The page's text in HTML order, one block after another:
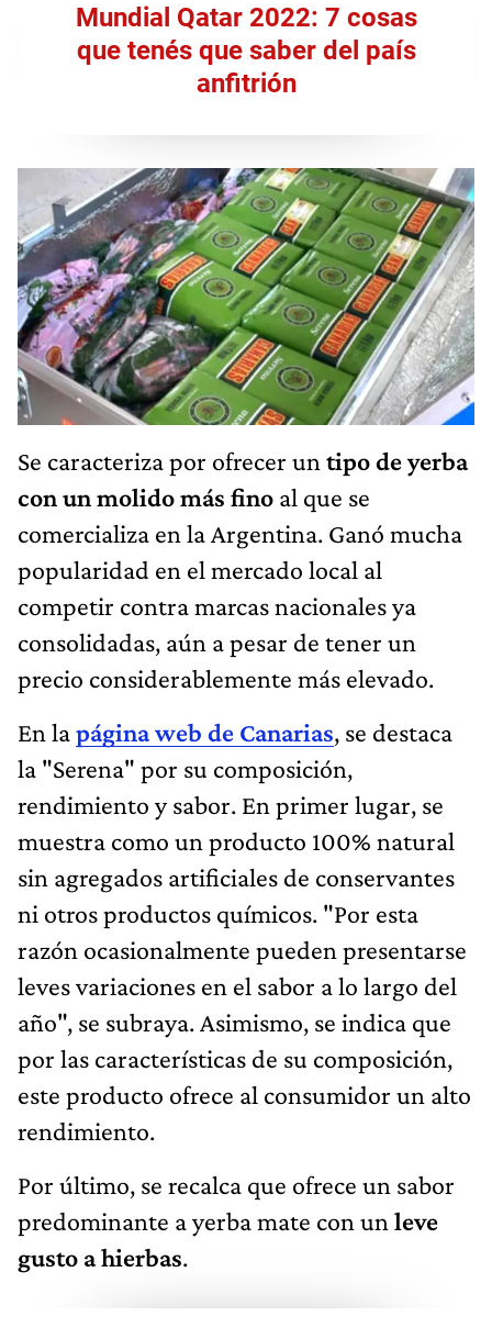
Mundial Qatar 2022: 7 cosas
que tenés que saber del país
anfitrión
Se caracteriza por ofrecer un tipo de yerba
con un molido más fino al que se
comercializa en la Argentina. Ganó mucha
popularidad en el mercado local al
competir contra marcas nacionales ya
consolidadas, aún a pesar de tener un
precio considerablemente más elevado.
En lapágina web de Canarias, se destaca
la "Serena" por su composición,
rendimiento y sabor. En primer lugar, se
muestra como un producto 100% natural
sin agregados artificiales de conservantes
ni otros productos químicos. "Por esta
razón ocasionalmente pueden presentarse
leves variaciones en el sabor a lo largo del
año", se subraya. Asimismo, se indica que
por las características de su composición,
este producto ofrece al consumidor un alto
rendimiento.
Por último, se recalca que ofrece un sabor
predominante a yerba mate con un leve
gusto a hierbas.